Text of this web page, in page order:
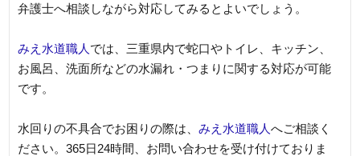
弁護士へ相談しながら対応してみるとよいでしょう。
みえ水道職人 では、三重県内で蛇口やトイレ、キッチン、
お風呂、洗面所などの水漏れ・つまりに関する対応が可能
です。
水回りの不具合でお困りの際は、みえ水道職人へご相談く
ださい。365日24時間、お問い合わせを受け付けておりま